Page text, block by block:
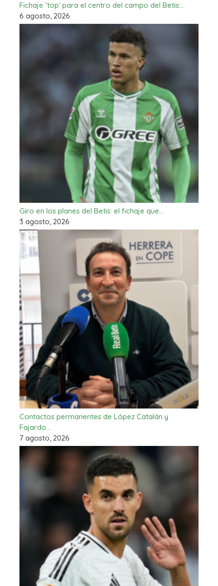
Fichaje ‘top’ para el centro del campo del Betis:…
6 agosto, 2026
Giro en los planes del Betis: el fichaje que…
3 agosto, 2026
Contactos permanentes de López Catalán y
Fajardo…
7 agosto, 2026